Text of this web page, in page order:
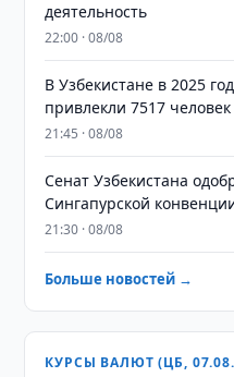
деятельность
22:00 · 08/08
В Узбекистане в 2025
привлекли 7517
21:45 · 08/08
Сенат Узбекистана
Сингапурской
21:30 · 08/08
Больше новостей →
КУРСЫ ВАЛЮТ (ЦБ,